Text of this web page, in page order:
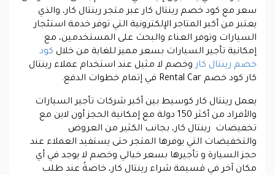
سعر مع كود خصم رينتال كار عبر متجر رينتال كار، والذي
يعتبر من أكبر المتاجر الإلكترونية التي توفر خدمة استئجار
السيارات وتوفر العناء والبحث على المستخدمين، مع
إمكانية تأجير السيارات بسعر مميز للغاية من خلال كود
خصم رينتال كاروخصم لا مثيل عند استخدام عملاء رينتال
كار كود خصم Rental Car في إتمام خطوات الدفع.
يعمل رينتال كار كوسيط بين أكبر شركات تأجير السيارات
والأفراد من أكثر 150 دولة مع إمكانية الحجز أون لاين مع
تخفيضات رينتال كار، بجانب الكثير من العروض
والتخفيضات التي يوفرها المتجر حتى يستفيد العملاء عند
حجز السيارة و تأجيرها بسعر خيالي وخصم لا يوجد في أي
مكان آخر في قسيمة شراء رينتال كار، خاصةً عند طلب